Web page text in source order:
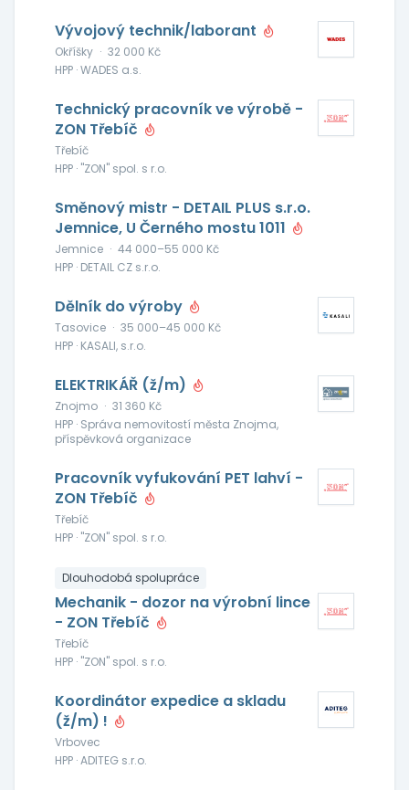
Vývojový technik/laborant
Okříšky · 32 000 Kč
HPP · WADES a.s.
Technický pracovník ve výrobě -
ZON Třebíč
Třebíč
HPP · "ZON" spol. s r.o.
Směnový mistr - DETAIL PLUS s.r.o.
Jemnice, U Černého mostu 1011
Jemnice · 44 000–55 000 Kč
HPP · DETAIL CZ s.r.o.
Dělník do výroby
Tasovice · 35 000–45 000 Kč
HPP · KASALI, s.r.o.
ELEKTRIKÁŘ (ž/m)
Znojmo · 31 360 Kč
HPP · Správa nemovitostí města Znojma,
příspěvková organizace
Pracovník vyfukování PET lahví -
ZON Třebíč
Třebíč
HPP · "ZON" spol. s r.o.
Dlouhodobá spolupráce
Mechanik - dozor na výrobní lince
- ZON Třebíč
Třebíč
HPP · "ZON" spol. s r.o.
Koordinátor expedice a skladu
(ž/m) !
Vrbovec
HPP · ADITEG s.r.o.